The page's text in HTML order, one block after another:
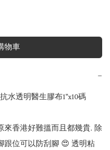
物車
−
水透明醫生膠布1"x10碼
來香港好難搵而且都幾貴. 除
跟位可以防刮腳 😍 透明粘